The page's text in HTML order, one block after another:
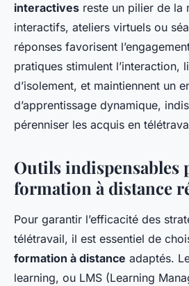
interactives reste un pilier de la
interactifs, ateliers virtuels ou
réponses favorisent
pratiques stimulent l’interaction,
d’isolement, et maintiennent un
d’apprentissage dynamique,
pérenniser les acquis en
Outils indispensables
formation à distance
Pour garantir l’efficacité des
télétravail, il est essentiel de
formation à distance adaptés.
learning, ou LMS (Learning